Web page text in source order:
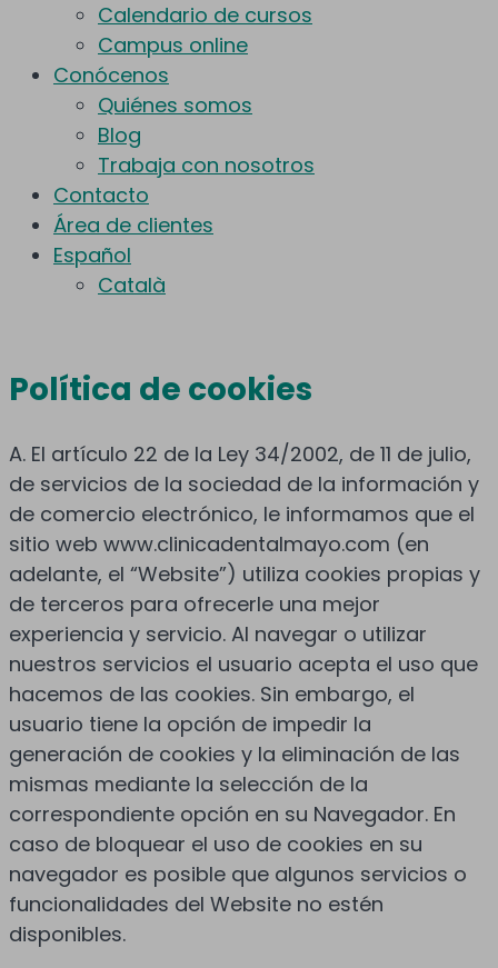
Calendario de cursos
Campus online
Conócenos
Quiénes somos
Blog
Trabaja con nosotros
Contacto
Área de clientes
Español
Català
Política de cookies
A. El artículo 22 de la Ley 34/2002, de 11 de julio,
de servicios de la sociedad de la información y
de comercio electrónico, le informamos que el
sitio web www.clinicadentalmayo.com (en
adelante, el “Website”) utiliza cookies propias y
de terceros para ofrecerle una mejor
experiencia y servicio. Al navegar o utilizar
nuestros servicios el usuario acepta el uso que
hacemos de las cookies. Sin embargo, el
usuario tiene la opción de impedir la
generación de cookies y la eliminación de las
mismas mediante la selección de la
correspondiente opción en su Navegador. En
caso de bloquear el uso de cookies en su
navegador es posible que algunos servicios o
funcionalidades del Website no estén
disponibles.